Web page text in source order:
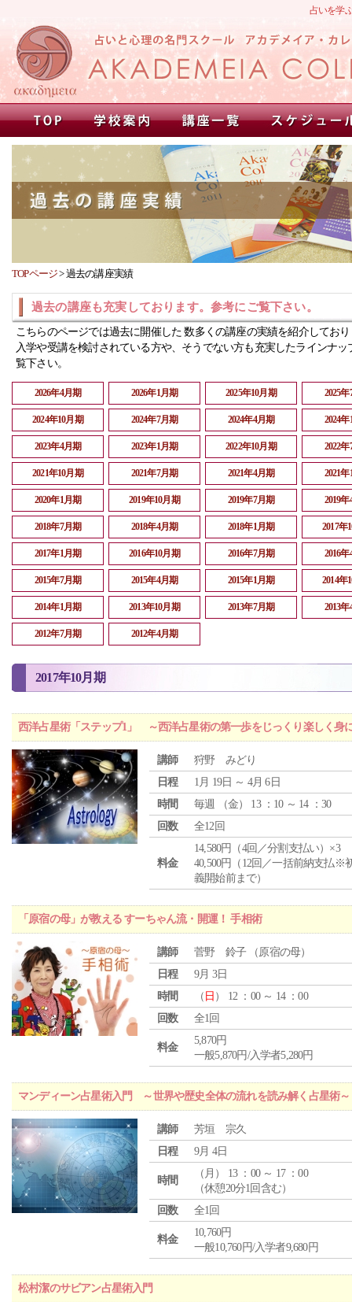
占いを学
TOPページ>過去の講座実績
過去の講座も充実しております。参考にご覧下さい。
こちらのページでは過去に開催した 数多くの講座の実績を紹介してお
入学や受講を検討されている方や、そうでない方も充実したラインナッ
覧下さい。
2026年4月期 2026年1月期 2025年10月期 2025
2024年10月期 2024年7月期 2024年4月期 2024
2023年4月期 2023年1月期 2022年10月期 2022
2021年10月期 2021年7月期 2021年4月期 2021
2020年1月期 2019年10月期 2019年7月期 2019
2018年7月期 2018年4月期 2018年1月期 2017年
2017年1月期 2016年10月期 2016年7月期 2016
2015年7月期 2015年4月期 2015年1月期 2014年
2014年1月期 2013年10月期 2013年7月期 2013
2012年7月期 2012年4月期
2017年10月期
西洋占星術「ステップ1」 ～西洋占星術の第一歩をじっくり楽しく身
講師
狩野 みどり
日程
1月 19日 ～ 4月 6日
時間
毎週 （金） 13 ：10 ～ 14 ：30
回数
全12回
料金
14,580円（4回／分割支払い）×3
40,500円（12回／一括前納支払※
義開始前まで）
「原宿の母」が教える すーちゃん流・開運！ 手相術
講師
菅野 鈴子 （原宿の母）
日程
9月 3日
時間
（ 日 ） 12 ：00 ～ 14 ：00
回数
全1回
料金
5,870円
一般5,870円/入学者5,280円
マンディーン占星術入門 ～世界や歴史全体の流れを読み解く占星術～
講師
芳垣 宗久
日程
9月 4日
時間
（ 月 ） 13 ：00 ～ 17 ：00
（休憩20分1回含む）
回数
全1回
料金
10,760円
一般10,760円/入学者9,680円
松村潔のサビアン占星術入門